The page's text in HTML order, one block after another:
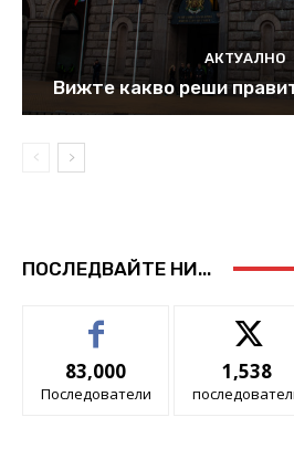
АКТУАЛНО
Вижте какво реши
ПОСЛЕДВАЙТЕ НИ...
83,000
Последователи
1,538